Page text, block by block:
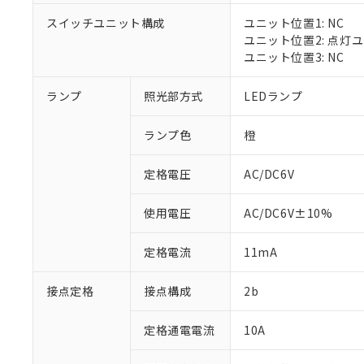
スイッチユニット構成
ユニット位置1: NC
ユニット位置2: 点灯
ユニット位置3: NC
ランプ 照光部方式 LEDランプ
ランプ色 橙
定格電圧 AC/DC6V
使用電圧 AC/DC6V±10%
定格電流 11mA
接点定格 接点構成 2b
定格通電電流 10A
ご利用条件
以下の条件をお読
当社制御機
在庫状況お
のであり、
い。
当社販売員
ている必要
対応予定：EU
対応予定なし：
調査・確認中：
非該当品：ライセ
仕入先様の事情に
があります。
六価クロム(Cr(Ⅵ))
ル（DBP） 1000ppm
但し、RoHS指令で産業
フタル酸エステル類の
※2 対応予定月
※1 中国
「－」：未確認で
*中国RoHS10物質の基
Pb(鉛) :1000ppm、 Hg(
Cr(Ⅵ)(六価クロム) :
DBP(フタル酸ジブチル
「ｅ」：有害物質
う）を輸出
などの必要な
ます。
当社は貴社
当社は、貴
記
号
○ 一定数
△ 一定数
－
在庫な